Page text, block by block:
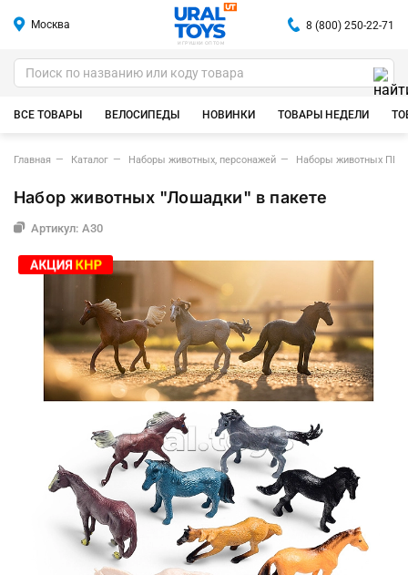
Москва
ИГРУШКИ ОПТОМ
8 (800) 250-22-71
ВСЕ ТОВАРЫ ВЕЛОСИПЕДЫ НОВИНКИ ТОВАРЫ НЕДЕЛИ
Главная Каталог Наборы животных, персонажей Наборы животных ПВХ
Набор животных "Лошадки" в пакете
Артикул: A30